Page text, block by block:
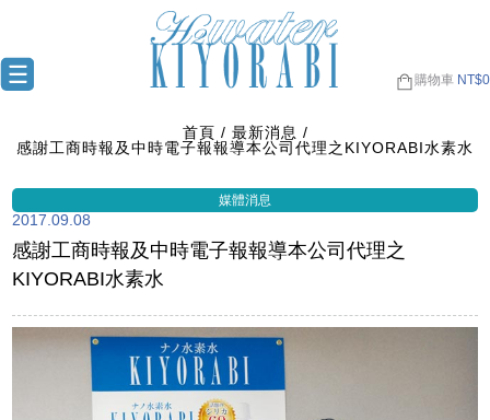
購物車 NT$0
首頁
最新消息
感謝工商時報及中時電子報報導本公司代理之KIYORABI水素水
2017.09.08
感謝工商時報及中時電子報報導本公司代理之
KIYORABI水素水